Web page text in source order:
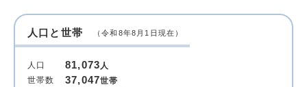
人口と世帯 （令和8年8月1日現在）
人口 81,073人
世帯数
37,047世帯